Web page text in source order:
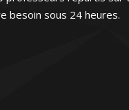
patiente et
besoin sous 24 heures.